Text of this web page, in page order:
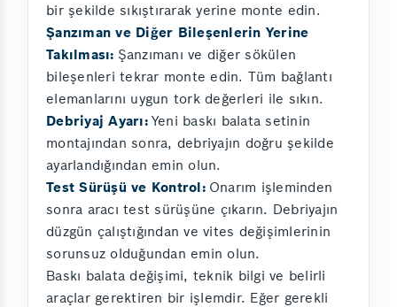
bir şekilde sıkıştırarak yerine monte edin.
Şanzıman ve Diğer Bileşenlerin Yerine
Takılması: Şanzımanı ve diğer sökülen
bileşenleri tekrar monte edin. Tüm bağlantı
elemanlarını uygun tork değerleri ile sıkın.
Debriyaj Ayarı: Yeni baskı balata setinin
montajından sonra, debriyajın doğru şekilde
ayarlandığından emin olun.
Test Sürüşü ve Kontrol: Onarım işleminden
sonra aracı test sürüşüne çıkarın. Debriyajın
düzgün çalıştığından ve vites değişimlerinin
sorunsuz olduğundan emin olun.
Baskı balata değişimi, teknik bilgi ve belirli
araçlar gerektiren bir işlemdir. Eğer gerekli